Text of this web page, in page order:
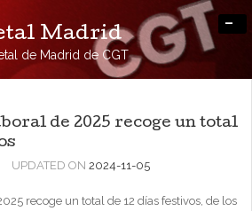
Madrid
de Madrid de CGT
-
de 2025 recoge un total
UPDATED ON 2024-11-05
recoge un total de 12 días festivos, de los